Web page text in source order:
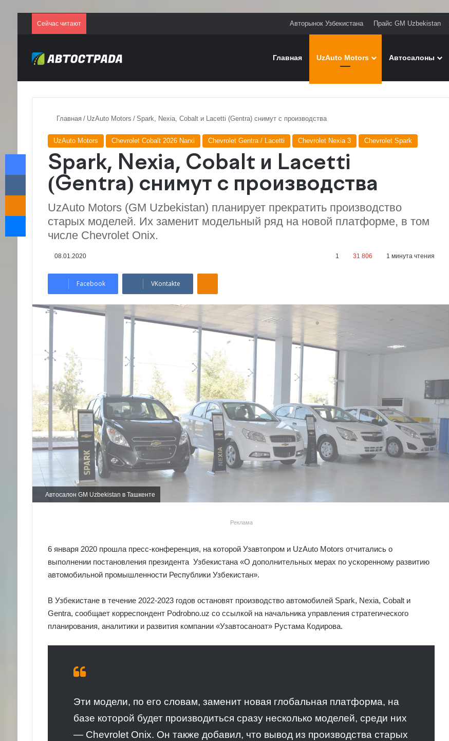
Сейчас читают Авторынок Узбекистана Прайс GM Uzbekistan
Главная UzAuto Motors Автосалоны
Главная / UzAuto Motors / Spark, Nexia, Cobalt и Lacetti (Gentra) снимут с производства
UzAuto Motors Chevrolet Cobalt 2026 Narxi Chevrolet Gentra / Lacetti Chevrolet Nexia 3 Chevrolet Spark
Spark, Nexia, Cobalt и Lacetti
(Gentra) снимут с производства
UzAuto Motors (GM Uzbekistan) планирует прекратить производство
старых моделей. Их заменит модельный ряд на новой платформе, в том
числе Chevrolet Onix.
08.01.2020 1 31 806 1 минута чтения
Facebook VKontakte
Odnoklassniki
Автосалон GM Uzbekistan в Ташкенте
Реклама
6 января 2020 прошла пресс-конференция, на которой Узавтопром и UzAuto Motors отчитались о
выполнении постановления президента Узбекистана «О дополнительных мерах по ускоренному развитию
автомобильной промышленности Республики Узбекистан».
В Узбекистане в течение 2022-2023 годов остановят производство автомобилей Spark, Nexia, Cobalt и
Gentra, сообщает корреспондент Podrobno.uz со ссылкой на начальника управления стратегического
планирования, аналитики и развития компании «Узавтосаноат» Рустама Кодирова.
Эти модели, по его словам, заменит новая глобальная платформа, на
базе которой будет производиться сразу несколько моделей, среди них
— Chevrolet Onix. Он также добавил, что вывод из производства старых
Facebook
VKontakte
Odnoklassniki